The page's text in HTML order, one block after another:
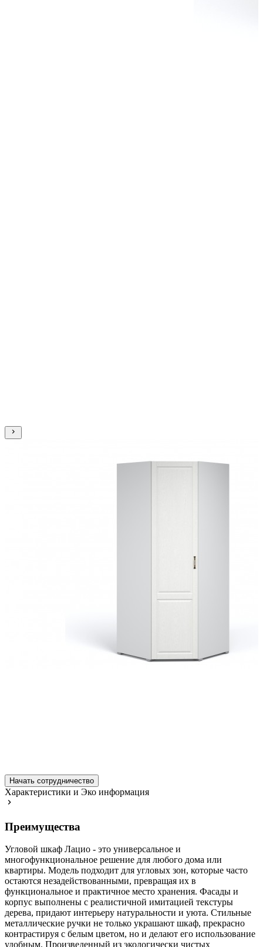
Начать сотрудничество
Характеристики и Эко информация
Преимущества
Угловой шкаф Лацио - это универсальное и
многофункциональное решение для любого дома или
квартиры. Модель подходит для угловых зон, которые часто
остаются незадействованными, превращая их в
функциональное и практичное место хранения. Фасады и
корпус выполнены с реалистичной имитацией текстуры
дерева, придают интерьеру натуральности и уюта. Стильные
металлические ручки не только украшают шкаф, прекрасно
контрастируя с белым цветом, но и делают его использование
удобным. Произведенный из экологически чистых